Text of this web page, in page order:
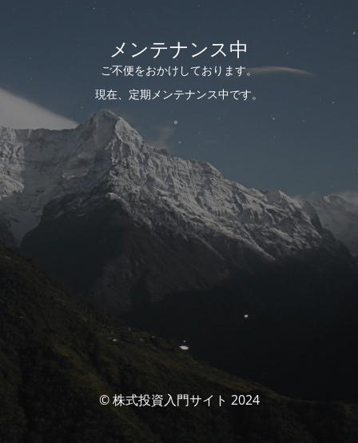
メンテナンス中
ご不便をおかけしております。
現在、定期メンテナンス中です。
。
© 株式投資入門サイト 2024